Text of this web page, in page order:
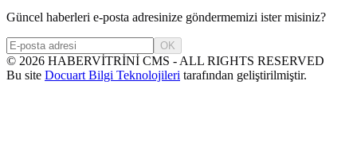
Güncel haberleri e-posta adresinize göndermemizi ister misiniz?
OK
© 2026 HABERVİTRİNİ CMS - ALL RIGHTS RESERVED
Bu site Docuart Bilgi Teknolojileri tarafından geliştirilmiştir.